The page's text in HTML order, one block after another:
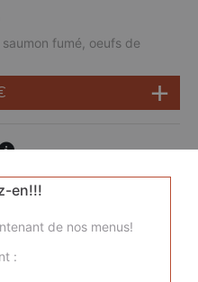
fumé, oeufs de
jambon de dinde,
en!!!
de nos menus!
: